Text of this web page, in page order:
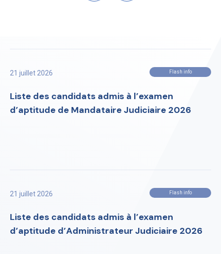
21 juillet 2026 Flash info
Liste des candidats admis à l’examen
d’aptitude de Mandataire Judiciaire 2026
21 juillet 2026 Flash info
Liste des candidats admis à l’examen
d’aptitude d’Administrateur Judiciaire 2026